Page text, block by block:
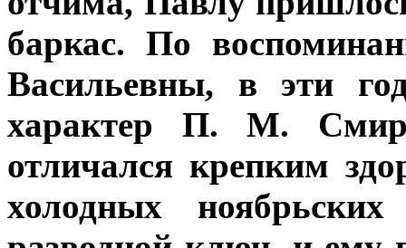
баркас. По
Васильевны, в эти
характер П. М.
отличался крепким
холодных